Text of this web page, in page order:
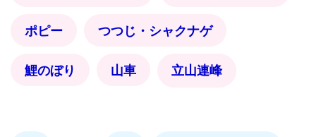
ポピー つつじ・シャクナゲ
鯉のぼり 山車 立山連峰